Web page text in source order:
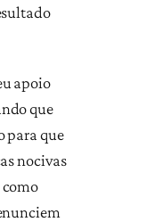
apoio
que
para que
nocivas